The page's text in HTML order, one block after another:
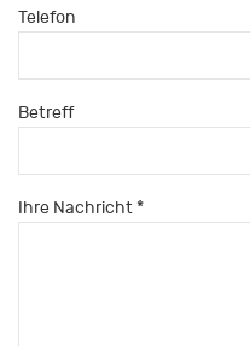
Telefon
Betreff
Ihre Nachricht *